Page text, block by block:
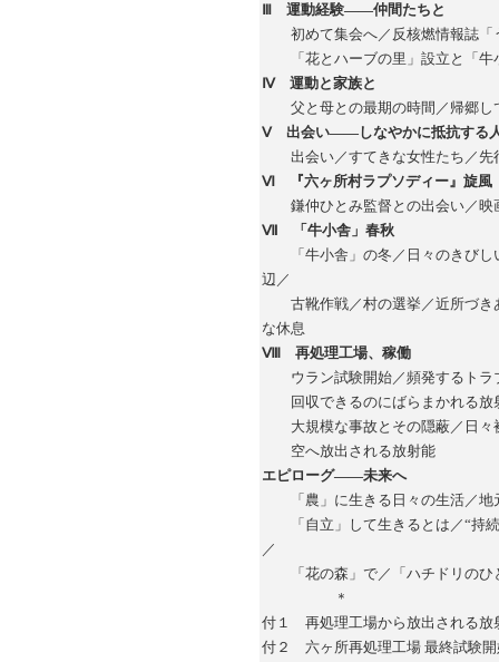
Ⅲ 運動経験――仲間たちと
初めて集会へ／反核燃情報誌「
「花とハーブの里」設立と「牛
Ⅳ 運動と家族と
父と母との最期の時間／帰郷し
Ⅴ 出会い――しなやかに抵抗する
出会い／すてきな女性たち／先
Ⅵ 『六ヶ所村ラプソディー』旋風
鎌仲ひとみ監督との出会い／映
Ⅶ 「牛小舎」春秋
「牛小舎」の冬／日々のきびし
辺／
古靴作戦／村の選挙／近所づき
な休息
Ⅷ 再処理工場、稼働
ウラン試験開始／頻発するトラ
回収できるのにばらまかれる放
大規模な事故とその隠蔽／日々
空へ放出される放射能
エピローグ――未来へ
「農」に生きる日々の生活／地
「自立」して生きるとは／“持続
／
「花の森」で／「ハチドリのひ
＊
付１ 再処理工場から放出される放
付２ 六ヶ所再処理工場 最終試験開